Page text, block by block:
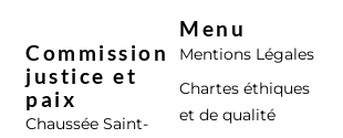
Commission
justice et
paix
Chaussée Saint-
Menu
Mentions Légales
Chartes éthiques
et de qualité